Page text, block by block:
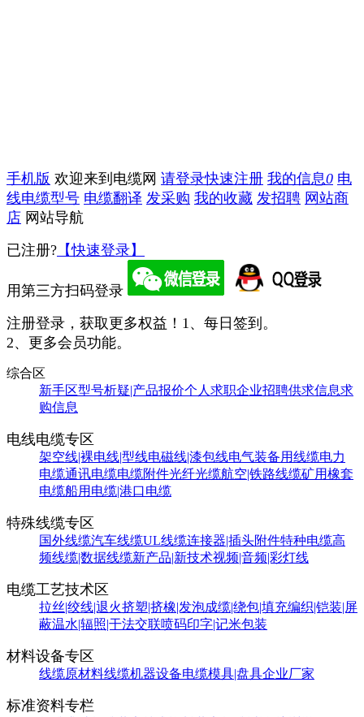
手机版 欢迎来到电缆网 请登录快速注册 我的信息0 电
线电缆型号 电缆翻译 发采购 我的收藏 发招聘 网站商
店 网站导航
已注册? 【快速登录】
用第三方扫码登录
注册登录，获取更多权益！ 1、每日签到。
2、更多会员功能。
综合区
新手区型号析疑|产品报价个人求职企业招聘供求信息求
购信息
电线电缆专区
架空线|裸电线|型线电磁线|漆包线电气装备用线缆电力
电缆通讯电缆电缆附件光纤光缆航空|铁路线缆矿用橡套
电缆船用电缆|港口电缆
特殊线缆专区
国外线缆汽车线缆UL线缆连接器|插头附件特种电缆高
频线缆|数据线缆新产品|新技术视频|音频|彩灯线
电缆工艺技术区
拉丝|绞线|退火挤塑|挤橡|发泡成缆|绕包|填充编织|铠装|屏
蔽温水|辐照|干法交联喷码印字|记米包装
材料设备专区
线缆原材料线缆机器设备电缆模具|盘具企业厂家
标准资料专栏